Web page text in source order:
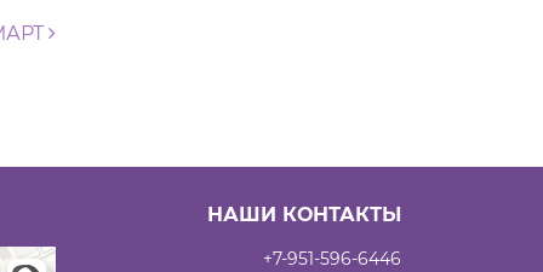
НАШИ КОНТАКТЫ
+7-951-596-6446